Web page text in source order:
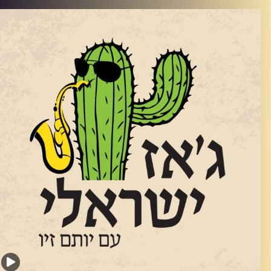
לפני מספר חודשים את אלבומו השני הוא דמות ייחודית. לא
רק בגלל שהיה בגיל 61 כשאלבום הבכורה יצא, אלא בגלל הסאונד
https://youtu.be/zjgy9Sw0c38?si=rOfYz1h-
המוזיקליות שלו. שוחחנו איתו באולפן על מוזיקה, על
ועל מה שביניהם
רותם בר-אילן